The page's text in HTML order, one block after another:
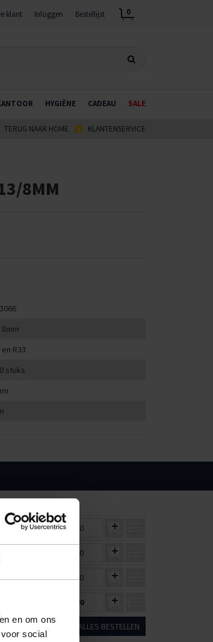
en om ons
social
klant Inloggen Bestellijst 0
HYGIËNE CADEAU SALE
KLANTENSERVICE
TERUG NAAR HOME
8MM
8mm
en R33
stuks
€3,23 €0,00
€0,00
€0,00
€0,00
ALLES BESTELLEN